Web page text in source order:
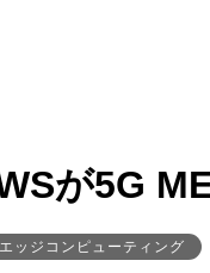
が5G
エッジコンピューティング